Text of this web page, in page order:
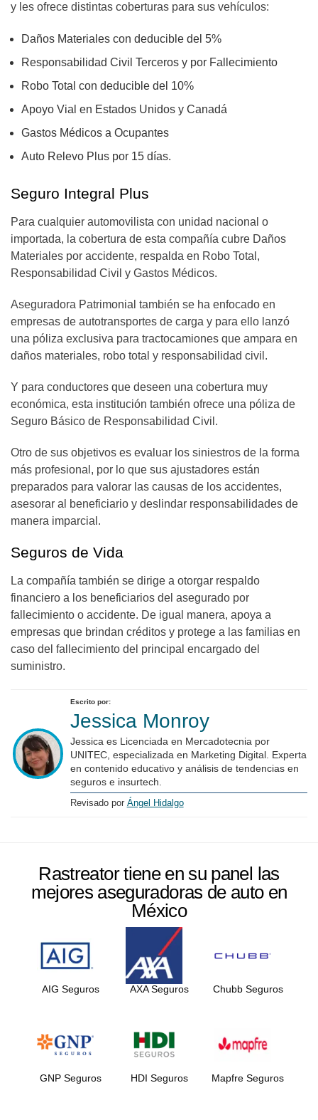
y les ofrece distintas coberturas para sus vehículos:
Daños Materiales con deducible del 5%
Responsabilidad Civil Terceros y por Fallecimiento
Robo Total con deducible del 10%
Apoyo Vial en Estados Unidos y Canadá
Gastos Médicos a Ocupantes
Auto Relevo Plus por 15 días.
Seguro Integral Plus
Para cualquier automovilista con unidad nacional o
importada, la cobertura de esta compañía cubre Daños
Materiales por accidente, respalda en Robo Total,
Responsabilidad Civil y Gastos Médicos.
Aseguradora Patrimonial también se ha enfocado en
empresas de autotransportes de carga y para ello lanzó
una póliza exclusiva para tractocamiones que ampara en
daños materiales, robo total y responsabilidad civil.
Y para conductores que deseen una cobertura muy
económica, esta institución también ofrece una póliza de
Seguro Básico de Responsabilidad Civil.
Otro de sus objetivos es evaluar los siniestros de la forma
más profesional, por lo que sus ajustadores están
preparados para valorar las causas de los accidentes,
asesorar al beneficiario y deslindar responsabilidades de
manera imparcial.
Seguros de Vida
La compañía también se dirige a otorgar respaldo
financiero a los beneficiarios del asegurado por
fallecimiento o accidente. De igual manera, apoya a
empresas que brindan créditos y protege a las familias en
caso del fallecimiento del principal encargado del
suministro.
Escrito por:
Jessica Monroy
Jessica es Licenciada en Mercadotecnia por
UNITEC, especializada en Marketing Digital. Experta
en contenido educativo y análisis de tendencias en
seguros e insurtech.
Revisado por Ángel Hidalgo
Rastreator tiene en su panel las
mejores aseguradoras de auto en
México
AIG Seguros AXA Seguros Chubb Seguros
GNP Seguros HDI Seguros Mapfre Seguros